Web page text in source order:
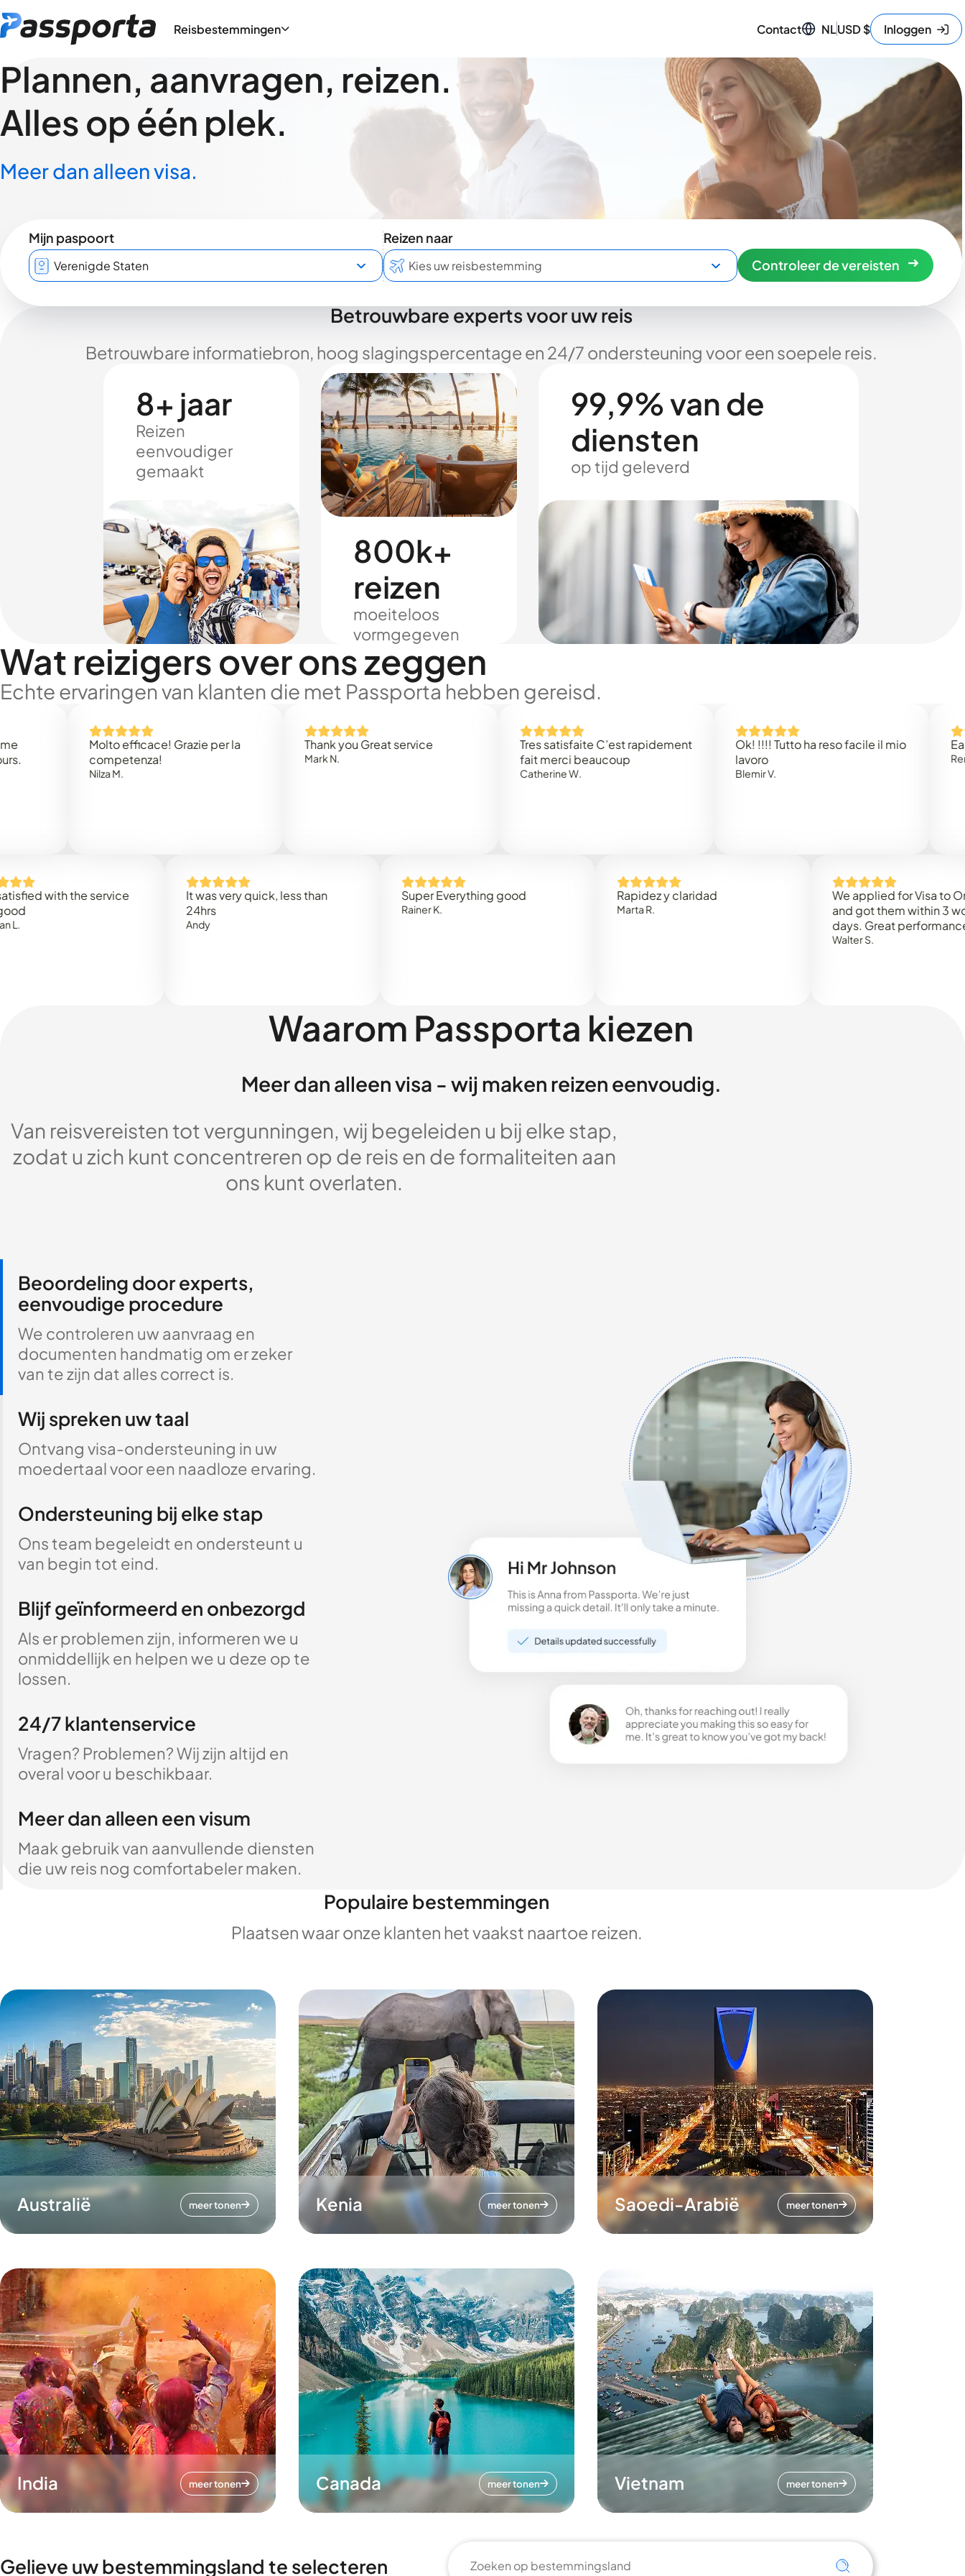
Reisbestemmingen Contact NLUSD$ Inloggen
Plannen, aanvragen, reizen.
Alles op één plek.
Meer dan alleen visa.
Mijn paspoort
Reizen naar
Controleer de vereisten
Betrouwbare experts voor uw reis
Betrouwbare informatiebron, hoog slagingspercentage en 24/7 ondersteuning voor een soepele reis.
8+ jaar
Reizen
eenvoudiger
gemaakt
800k+
reizen
moeiteloos
vormgegeven
99,9% van de
diensten
op tijd geleverd
Wat reizigers over ons zeggen
Echte ervaringen van klanten die met Passporta hebben gereisd.
Molto efficace! Grazie per la
competenza!
Thank you Great service
Tres satisfaite C’est rapidement
fait merci beaucoup
Catherine W.
Ok! !!!! Tutto ha reso facile il mio
Easy to
the service
It was very quick, less than
Super Everything good Rapidez y claridad
We applied for Visa to Oman
and got them within 3 working
days. Great performance!
Waarom Passporta kiezen
Meer dan alleen visa - wij maken reizen eenvoudig.
Van reisvereisten tot vergunningen, wij begeleiden u bij elke stap,
zodat u zich kunt concentreren op de reis en de formaliteiten aan
ons kunt overlaten.
Beoordeling door experts,
eenvoudige procedure
We controleren uw aanvraag en
documenten handmatig om er zeker
van te zijn dat alles correct is.
Wij spreken uw taal
Ontvang visa-ondersteuning in uw
moedertaal voor een naadloze ervaring.
Ondersteuning bij elke stap
Ons team begeleidt en ondersteunt u
van begin tot eind.
Blijf geïnformeerd en onbezorgd
Als er problemen zijn, informeren we u
onmiddellijk en helpen we u deze op te
lossen.
24/7 klantenservice
Vragen? Problemen? Wij zijn altijd en
overal voor u beschikbaar.
Meer dan alleen een visum
Maak gebruik van aanvullende diensten
die uw reis nog comfortabeler maken.
Populaire bestemmingen
Plaatsen waar onze klanten het vaakst naartoe reizen.
Australië meer tonen Kenia meer tonen Saoedi-Arabië meer tonen
India meer tonen Canada meer tonen Vietnam meer tonen
Gelieve uw bestemmingsland te selecteren